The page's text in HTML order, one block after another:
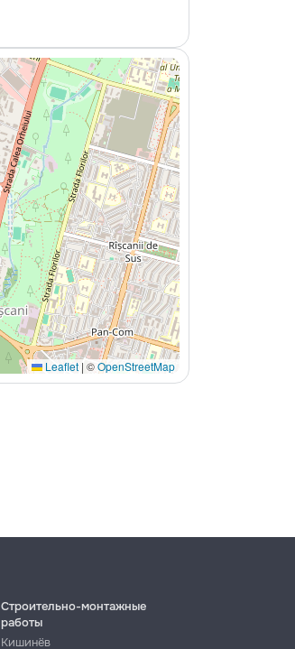
Leaflet | ©OpenStreetMap
Строительно-монтажные
работы
Кишинёв